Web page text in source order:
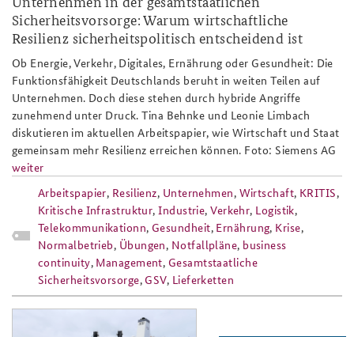
Anfahrt
Freundeskreis
Deutsches Forum Sicherheitspolitik
Arbeitskreis "Junge Sicherheitspolitiker"
Das Sicherheitspolitische Gespräch an der BAKS
Studierendenkonferenz Sicherheitspolitik gestalten
Newsletter-Archiv
Sicherheitsvorsorge: Warum wirtschaftliche
Resilienz sicherheitspolitisch entscheidend ist
Ob Energie, Verkehr, Digitales, Ernährung oder Gesundheit: Die
Funktionsfähigkeit Deutschlands beruht in weiten Teilen auf
Unternehmen. Doch diese stehen durch hybride Angriffe
zunehmend unter Druck. Tina Behnke und Leonie Limbach
diskutieren im aktuellen Arbeitspapier, wie Wirtschaft und Staat
gemeinsam mehr Resilienz erreichen können. Foto: Siemens AG
weiter
Arbeitspapier, Resilienz, Unternehmen, Wirtschaft, KRITIS,
Kritische Infrastruktur,Industrie,Verkehr, Logistik,
Telekommunikationn, Gesundheit, Ernährung, Krise,
Normalbetrieb, Übungen, Notfallpläne, business
continuity, Management, Gesamtstaatliche
Sicherheitsvorsorge, GSV, Lieferketten